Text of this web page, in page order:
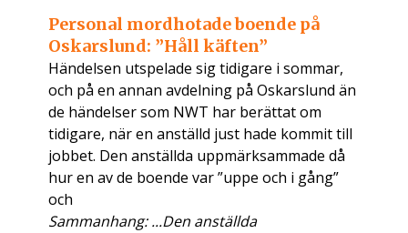
Personal mordhotade boende på
Oskarslund: ”Håll käften”
Händelsen utspelade sig tidigare i sommar,
och på en annan avdelning på Oskarslund än
de händelser som NWT har berättat om
tidigare, när en anställd just hade kommit till
jobbet. Den anställda uppmärksammade då
hur en av de boende var ”uppe och i gång”
och
Sammanhang: ...Den anställda